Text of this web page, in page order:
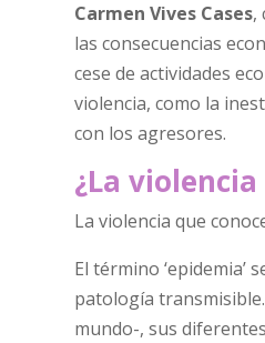
Carmen Vives Cases,
las consecuencias
cese de actividades
violencia, como la
con los agresores.
¿La
La violencia que
El término
patología
mundo-, sus